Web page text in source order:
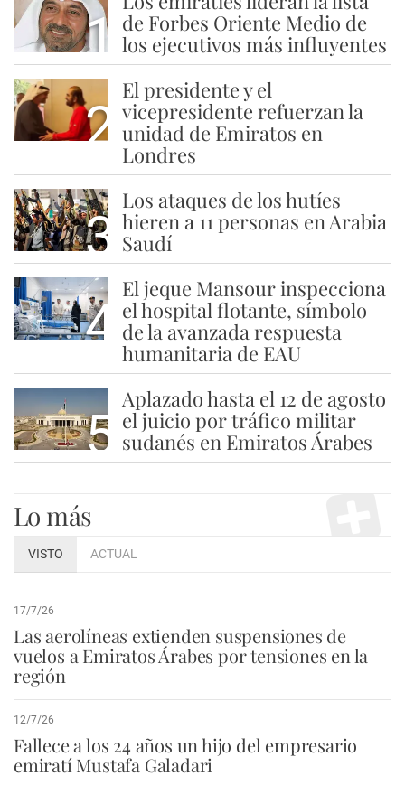
1 de Forbes Oriente Medio de
los ejecutivos más influyentes
2
El presidente y el
vicepresidente refuerzan la
unidad de Emiratos en
Londres
3
Los ataques de los hutíes
hieren a 11 personas en Arabia
Saudí
4
El jeque Mansour inspecciona
el hospital flotante, símbolo
de la avanzada respuesta
humanitaria de EAU
5
Aplazado hasta el 12 de agosto
el juicio por tráfico militar
sudanés en Emiratos Árabes
Lo más
VISTO ACTUAL
17/7/26
Las aerolíneas extienden suspensiones de
vuelos a Emiratos Árabes por tensiones en la
región
12/7/26
Fallece a los 24 años un hijo del empresario
emiratí Mustafa Galadari